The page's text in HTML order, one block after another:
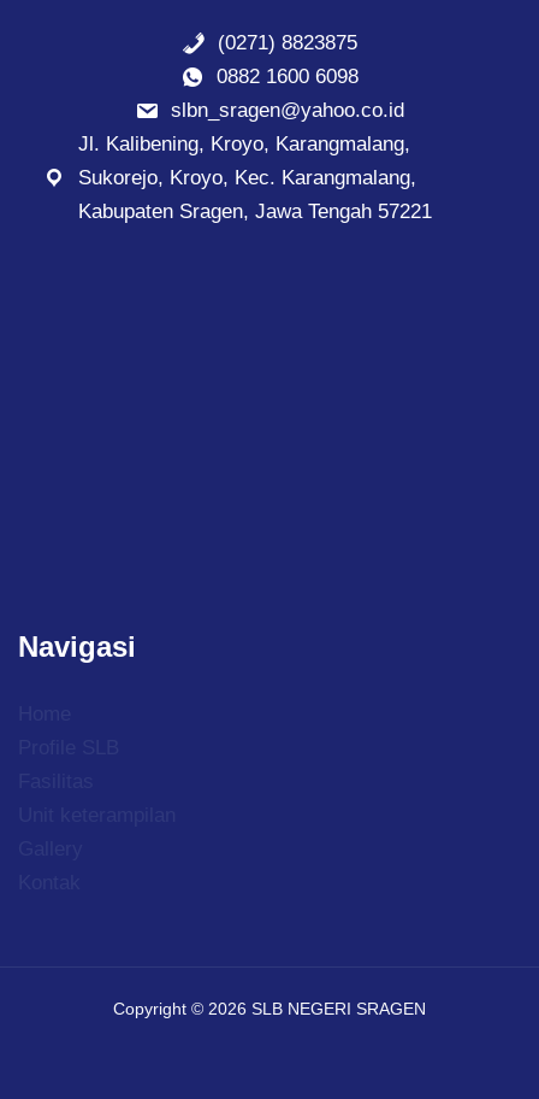
(0271) 8823875
0882 1600 6098
slbn_sragen@yahoo.co.id
Jl. Kalibening, Kroyo, Karangmalang,
Sukorejo, Kroyo, Kec. Karangmalang,
Kabupaten Sragen, Jawa Tengah 57221
Navigasi
Copyright © 2026 SLB NEGERI SRAGEN